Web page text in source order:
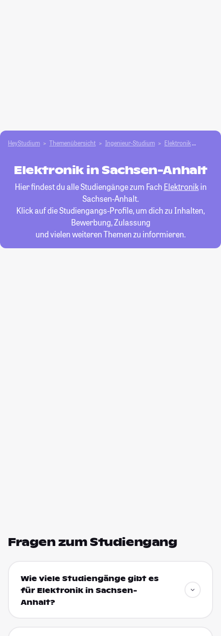
HeyStudium Themenübersicht Ingenieur-Studium Elektronik
Elektronik in Sachsen-Anhalt
Hier findest du alle Studiengänge zum Fach Elektronikin
Sachsen-Anhalt.
Klick auf die Studiengangs-Profile, um dich zu Inhalten,
Bewerbung, Zulassung
und vielen weiteren Themen zu informieren.
Fragen zum Studiengang
Wie viele Studiengänge gibt es
für Elektronik in Sachsen-
Anhalt?